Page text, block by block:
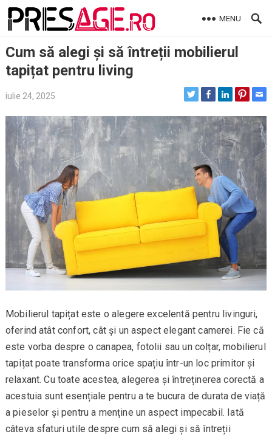
Skip
MENU
Cum să alegi și să întreții mobilierul
tapițat pentru living
iulie 24, 2025
Mobilierul tapițat este o alegere excelentă pentru livinguri,
oferind atât confort, cât și un aspect elegant camerei. Fie că
este vorba despre o canapea, fotolii sau un colțar, mobilierul
tapițat poate transforma orice spațiu într-un loc primitor și
relaxant. Cu toate acestea, alegerea și întreținerea corectă a
acestuia sunt esențiale pentru a te bucura de durata de viață
a pieselor și pentru a menține un aspect impecabil. Iată
câteva sfaturi utile despre cum să alegi și să întreții